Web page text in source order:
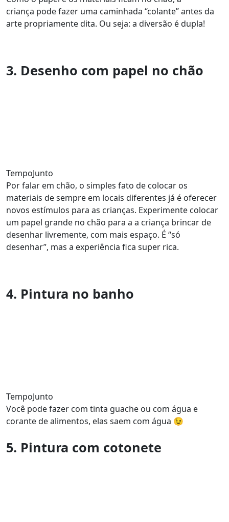
criança pode fazer uma caminhada “colante” antes da
arte propriamente dita. Ou seja: a diversão é dupla!
3. Desenho com papel no chão
TempoJunto
Por falar em chão, o simples fato de colocar os
materiais de sempre em locais diferentes já é oferecer
novos estímulos para as crianças. Experimente colocar
um papel grande no chão para a a criança brincar de
desenhar livremente, com mais espaço. É “só
desenhar”, mas a experiência fica super rica.
4. Pintura no banho
TempoJunto
Você pode fazer com tinta guache ou com água e
corante de alimentos, elas saem com água 😉
5. Pintura com cotonete